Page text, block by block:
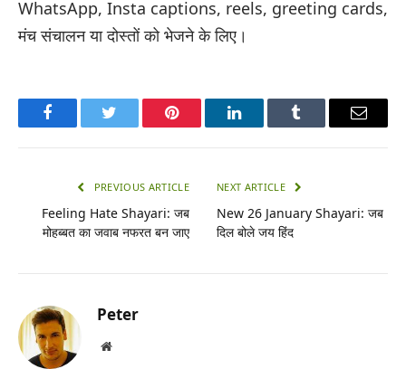
WhatsApp, Insta captions, reels, greeting cards,
मंच संचालन या दोस्तों को भेजने के लिए।
FacebookTwitter Pinterest LinkedInTumblr Email
PREVIOUS ARTICLE
Feeling Hate Shayari: जब
मोहब्बत का जवाब नफरत बन जाए
NEXT ARTICLE
New 26 January Shayari: जब
दिल बोले जय हिंद
Peter
Website